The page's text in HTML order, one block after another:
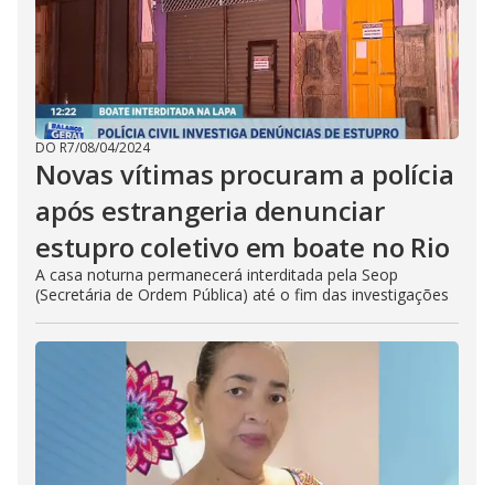
DO R7/08/04/2024
Novas vítimas procuram a polícia
após estrangeria denunciar
estupro coletivo em boate no Rio
A casa noturna permanecerá interditada pela Seop
(Secretária de Ordem Pública) até o fim das investigações